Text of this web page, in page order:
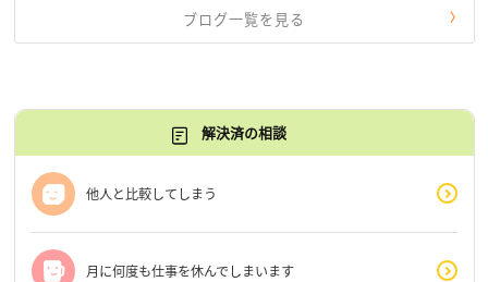
ブログ一覧を見る
解決済の相談
他人と比較してしまう
月に何度も仕事を休んでしまいます